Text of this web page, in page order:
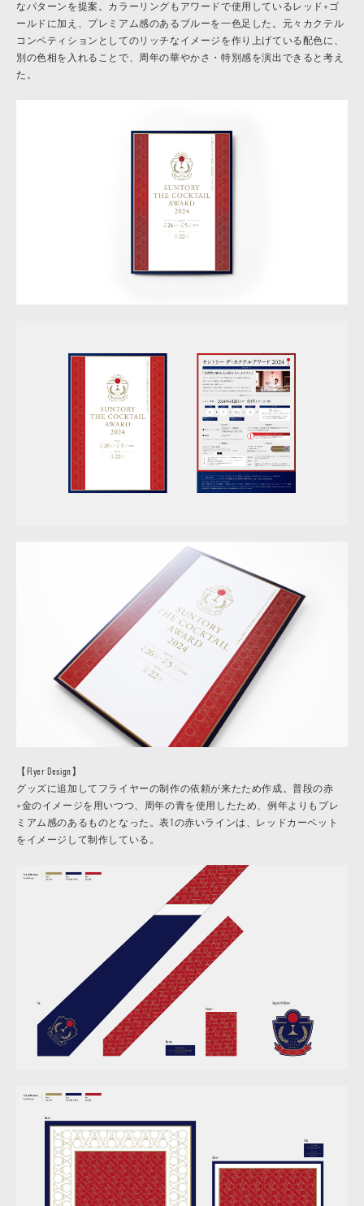
なパターンを提案。カラーリングもアワードで使用しているレッド+ゴ
ールドに加え、プレミアム感のあるブルーを一色足した。元々カクテル
コンペティションとしてのリッチなイメージを作り上げている配色に、
別の色相を入れることで、周年の華やかさ・特別感を演出できると考え
た。
【Flyer Design】
グッズに追加してフライヤーの制作の依頼が来たため作成。普段の赤
+金のイメージを用いつつ、周年の青を使用したため、例年よりもプレ
ミアム感のあるものとなった。表1の赤いラインは、レッドカーペット
をイメージして制作している。